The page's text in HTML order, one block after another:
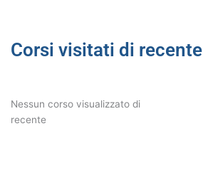
Corsi visitati di recente
Nessun corso visualizzato di
recente